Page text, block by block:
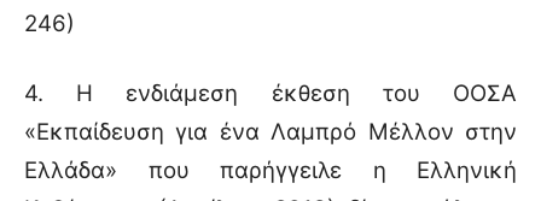
246)
4. Η ενδιάμεση έκθεση του ΟΟΣΑ
«Εκπαίδευση για ένα Λαμπρό Μέλλον στην
Ελλάδα» που παρήγγειλε η Ελληνική